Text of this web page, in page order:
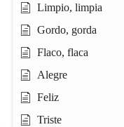
Limpio, limpia
Gordo, gorda
Flaco, flaca
Alegre
Feliz
Triste